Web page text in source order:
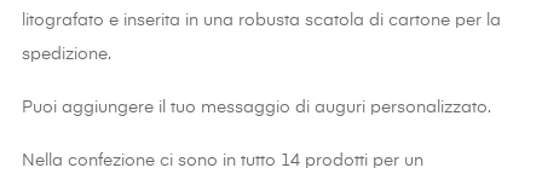
litografato e inserita in una robusta scatola di cartone per la
spedizione.
Puoi aggiungere il tuo messaggio di auguri personalizzato.
Nella confezione ci sono in tutto 14 prodotti per un